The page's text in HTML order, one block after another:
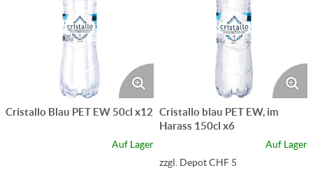
Cristallo Blau PET EW 50cl x12
Auf Lager
Cristallo blau PET EW, im
Harass 150cl x6
Auf Lager
zzgl. Depot CHF 5